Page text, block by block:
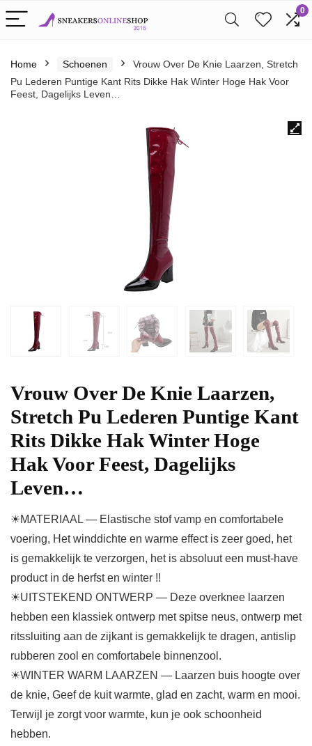
0
Home Schoenen
Vrouw Over De Knie Laarzen, Stretch
Pu Lederen Puntige Kant Rits Dikke Hak Winter Hoge Hak Voor
Feest, Dagelijks Leven…
Vrouw Over De Knie Laarzen,
Stretch Pu Lederen Puntige Kant
Rits Dikke Hak Winter Hoge
Hak Voor Feest, Dagelijks
Leven…
☀MATERIAAL — Elastische stof vamp en comfortabele
voering, Het winddichte en warme effect is zeer goed, het
is gemakkelijk te verzorgen, het is absoluut een must-have
product in de herfst en winter !!
☀UITSTEKEND ONTWERP — Deze overknee laarzen
hebben een klassiek ontwerp met spitse neus, ontwerp met
ritssluiting aan de zijkant is gemakkelijk te dragen, antislip
rubberen zool en comfortabele binnenzool.
☀WINTER WARM LAARZEN — Laarzen buis hoogte over
de knie, Geef de kuit warmte, glad en zacht, warm en mooi.
Terwijl je zorgt voor warmte, kun je ook schoonheid
hebben.